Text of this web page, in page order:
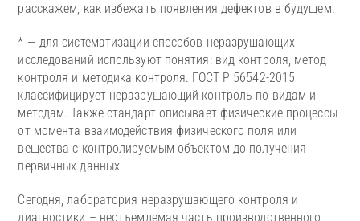
расскажем, как избежать появления дефектов в будущем.
* — для систематизации способов неразрушающих
исследований используют понятия: вид контроля, метод
контроля и методика контроля. ГОСТ Р 56542-2015
классифицирует неразрушающий контроль по видам и
методам. Также стандарт описывает физические процессы
от момента взаимодействия физического поля или
вещества с контролируемым объектом до получения
первичных данных.
Сегодня, лаборатория неразрушающего контроля и
диагностики – неотъемлемая часть производственного